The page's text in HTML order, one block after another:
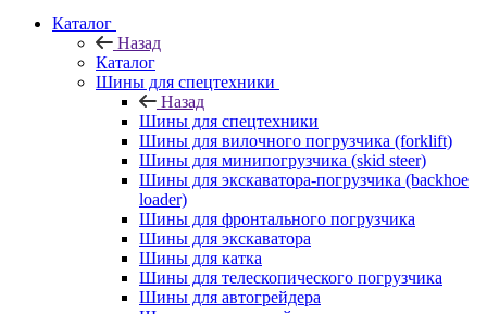
Каталог
Назад
Каталог
Шины для спецтехники
Назад
Шины для спецтехники
Шины для вилочного погрузчика (forklift)
Шины для минипогрузчика (skid steer)
Шины для экскаватора-погрузчика (backhoe
loader)
Шины для фронтального погрузчика
Шины для экскаватора
Шины для катка
Шины для телескопического погрузчика
Шины для автогрейдера